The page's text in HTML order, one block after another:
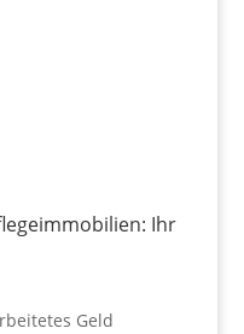
Ihr
Geld